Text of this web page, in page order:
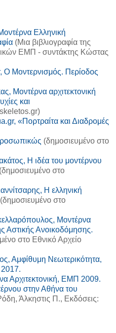
Ελληνική
(Μια βιβλιογραφία της
ΕΜΠ - συντάκτης Κώστας
Ο Μοντερνισμός. Περίοδος
Μοντέρνα αρχιτεκτονική
και
«Πορτραίτα και Διαδρομές
(δημοσιευμένο στο
Η ιδέα του μοντέρνου
(δημοσιευμένο στο
Η ελληνική
(δημοσιευμένο στο
Μοντέρνα
Αστικής Ανοικοδόμησης.
στο Εθνικό Αρχείο
Αμφίθυμη Νεωτερικότητα,
Αρχιτεκτονική, ΕΜΠ 2009.
στην Αθήνα του
Άλκηστις Π., Εκδόσεις: